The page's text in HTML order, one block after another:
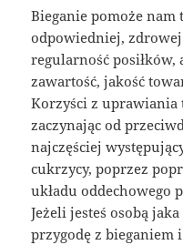
Bieganie pomoże
odpowiedniej,
regularność posiłków,
zawartość, jakość
Korzyści z uprawiania
zaczynając od
najczęściej
cukrzycy, poprzez
układu oddechowego
Jeżeli jesteś osobą
przygodę z bieganiem